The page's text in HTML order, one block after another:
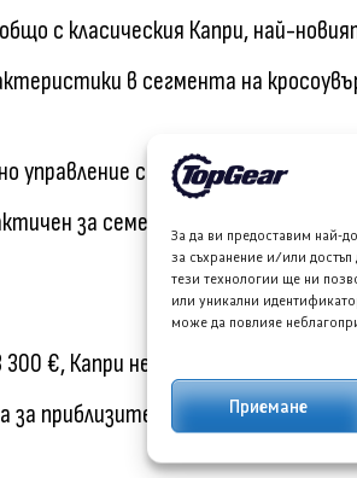
За да ви предоставим най-
за съхранение и/или
тези технологии ще ни
или уникални
може да повлияе
Приемане
с класическия Капри, най-
в сегмента на
с лек волан и удобен
за семейства, а пробегът
€, Капри не е най-достъпният
за приблизително 28 100 €.